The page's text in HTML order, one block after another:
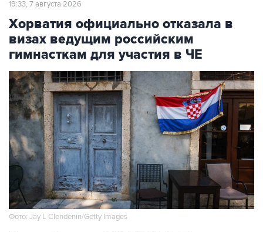
19:33, 7 августа 2026
Хорватия официально отказала в
визах ведущим российским
гимнасткам для участия в ЧЕ
Фото: Jay L Clendenin/Getty Images